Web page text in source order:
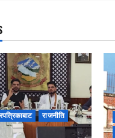
राजनीति